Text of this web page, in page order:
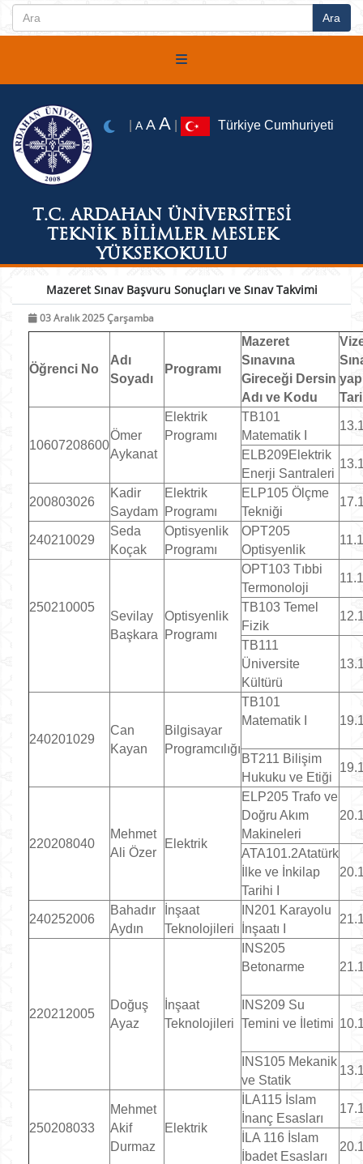
T.C. ARDAHAN ÜNİVERSİTESİ
TEKNİK BİLİMLER MESLEK
YÜKSEKOKULU
A A A Türkiye Cumhuriyeti
Mazeret Sınav Başvuru Sonuçları ve Sınav Takvimi
03 Aralık 2025 Çarşamba
Öğrenci No
Adı
Soyadı
Programı
Mazeret
Sınavına
Gireceği Dersin
Adı ve Kodu
10607208600
Ömer
Aykanat
Elektrik
Programı
TB101
Matematik I
ELB209Elektrik
Enerji Santraleri
200803026
Kadir
Saydam
Elektrik
Programı
ELP105 Ölçme
Tekniği
240210029
Seda
Koçak
Optisyenlik
Programı
OPT205
Optisyenlik
250210005
Sevilay
Başkara
Optisyenlik
Programı
OPT103 Tıbbi
Termonoloji
TB103 Temel
Fizik
TB111
Üniversite
Kültürü
240201029
Can
Kayan
Bilgisayar
Programcılığı
TB101
Matematik I
BT211 Bilişim
Hukuku ve Etiği
220208040
Mehmet
Ali Özer
Elektrik
ELP205 Trafo ve
Doğru Akım
Makineleri
ATA101.2Atatürk
İlke ve İnkilap
Tarihi I
240252006
Bahadır
Aydın
İnşaat
Teknolojileri
IN201 Karayolu
İnşaatı I
220212005
Doğuş
Ayaz
İnşaat
Teknolojileri
INS205
Betonarme
INS209 Su
Temini ve İletimi
INS105 Mekanik
ve Statik
250208033
Mehmet
Akif
Durmaz
Elektrik
İLA115 İslam
İnanç Esasları
İLA 116 İslam
İbadet Esasları